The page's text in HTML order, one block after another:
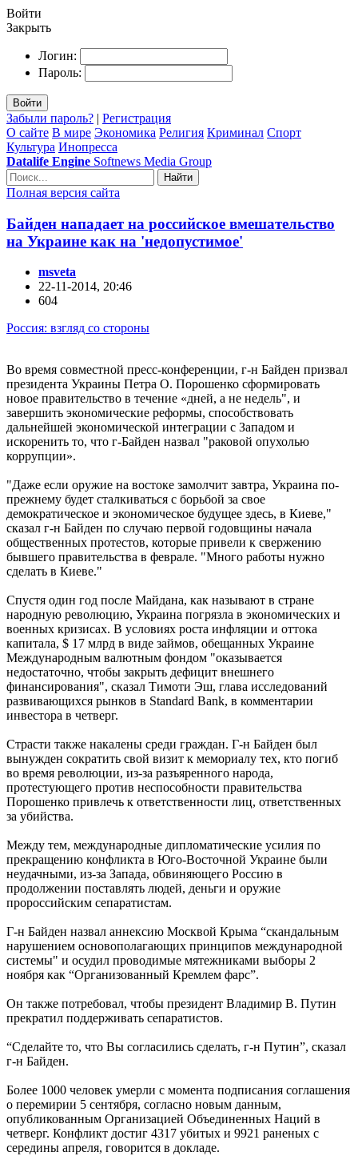
Войти
Закрыть
Логин:
Пароль:
Войти
Забыли пароль? | Регистрация
О сайте В мире Экономика Религия Криминал Спорт
Культура Инопресса
Datalife Engine Softnews Media Group
Найти
Полная версия сайта
Байден нападает на российское вмешательство
на Украине как на 'недопустимое'
msveta
22-11-2014, 20:46
604
Россия: взгляд со стороны
Во время совместной пресс-конференции, г-н Байден призвал
президента Украины Петра О. Порошенко сформировать
новое правительство в течение «дней, а не недель", и
завершить экономические реформы, способствовать
дальнейшей экономической интеграции с Западом и
искоренить то, что г-Байден назвал "раковой опухолью
коррупции».
"Даже если оружие на востоке замолчит завтра, Украина по-
прежнему будет сталкиваться с борьбой за свое
демократическое и экономическое будущее здесь, в Киеве,"
сказал г-н Байден по случаю первой годовщины начала
общественных протестов, которые привели к свержению
бывшего правительства в феврале. "Много работы нужно
сделать в Киеве."
Спустя один год после Майдана, как называют в стране
народную революцию, Украина погрязла в экономических и
военных кризисах. В условиях роста инфляции и оттока
капитала, $ 17 млрд в виде займов, обещанных Украине
Международным валютным фондом "оказывается
недостаточно, чтобы закрыть дефицит внешнего
финансирования", сказал Тимоти Эш, глава исследований
развивающихся рынков в Standard Bank, в комментарии
инвестора в четверг.
Страсти также накалены среди граждан. Г-н Байден был
вынужден сократить свой визит к мемориалу тех, кто погиб
во время революции, из-за разъяренного народа,
протестующего против неспособности правительства
Порошенко привлечь к ответственности лиц, ответственных
за убийства.
Между тем, международные дипломатические усилия по
прекращению конфликта в Юго-Восточной Украине были
неудачными, из-за Запада, обвиняющего Россию в
продолжении поставлять людей, деньги и оружие
пророссийским сепаратистам.
Г-н Байден назвал аннексию Москвой Крыма “скандальным
нарушением основополагающих принципов международной
системы" и осудил проводимые мятежниками выборы 2
ноября как “Организованный Кремлем фарс”.
Он также потребовал, чтобы президент Владимир В. Путин
прекратил поддерживать сепаратистов.
“Сделайте то, что Вы согласились сделать, г-н Путин”, сказал
г-н Байден.
Более 1000 человек умерли с момента подписания соглашения
о перемирии 5 сентября, согласно новым данным,
опубликованным Организацией Объединенных Наций в
четверг. Конфликт достиг 4317 убитых и 9921 раненых с
середины апреля, говорится в докладе.